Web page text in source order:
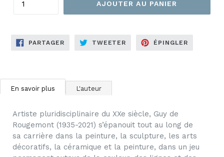
AJOUTER AU PANIER
PARTAGERPARTAGERTWEETER TWEETERÉPINGLER
En savoir plus L'auteur
Artiste pluridisciplinaire du XXe siècle, Guy de
Rougemont (1935-2021) s’épanouit tout au long de
sa carrière dans la peinture, la sculpture, les arts
décoratifs, la céramique et la peinture, dans un jeu